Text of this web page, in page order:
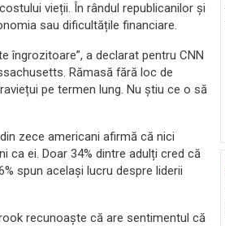
vieții. În rândul republicanilor și
sau dificultățile financiare.
îngrozitoare”, a declarat pentru CNN
Rămasă fără loc de
pe termen lung. Nu știu ce o să
zece americani afirmă că nici
ca ei. Doar 34% dintre adulți cred că
spun același lucru despre liderii
recunoaște că are sentimentul că